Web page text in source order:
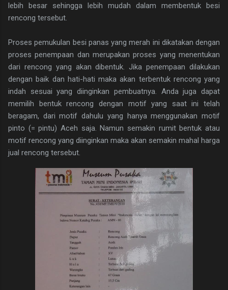
lebih besar sehingga lebih mudah dalam membentuk besi
rencong tersebut.
Proses pemukulan besi panas yang merah ini dikatakan dengan
proses penempaan dan merupakan proses yang menentukan
dari rencong yang akan dibentuk. Jika penempaan dilakukan
dengan baik dan hati-hati maka akan terbentuk rencong yang
indah sesuai yang diinginkan pembuatnya. Anda juga dapat
memilih bentuk rencong dengan motif yang saat ini telah
beragam, dari motif dahulu yang hanya menggunakan motif
pinto (= pintu) Aceh saja. Namun semakin rumit bentuk atau
motif rencong yang diinginkan maka akan semakin mahal harga
jual rencong tersebut.